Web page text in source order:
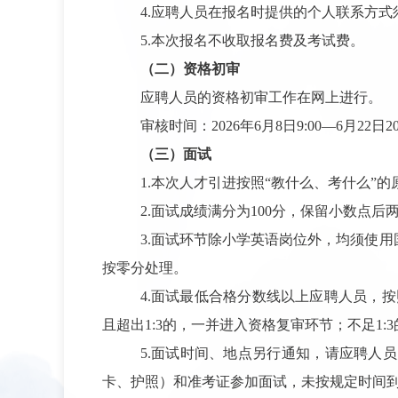
4.应聘人员在报名时提供的个人联系方
5.本次报名不收取报名费及考试费。
（二）资格初审
应聘人员的资格初审工作在网上进行。
审核时间： 2026年6月 8日 9:00—6月 22 日
（三）面试
1.本次人才引进按照“教什么、考什么”的
2.面试成绩满分为100分，保留小数点后
3.面试环节除小学英语岗位外，均须使
按零分处理。
4.面试最低合格分数线以上应聘人员，
且超出1:3的，一并进入资格复审环节；不足1:3
5.面试时间、地点另行通知，请应聘人
卡、护照）和准考证参加面试，未按规定时间